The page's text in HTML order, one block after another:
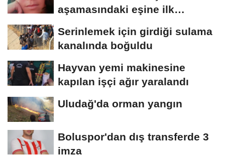
aşamasındaki eşine ilk
Serinlemek için girdiği sulama
kanalında boğuldu
Hayvan yemi makinesine
kapılan işçi ağır yaralandı
Uludağ'da orman yangın
Boluspor'dan dış transferde 3
imza